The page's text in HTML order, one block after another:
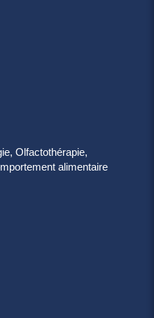
Olfactothérapie,
alimentaire